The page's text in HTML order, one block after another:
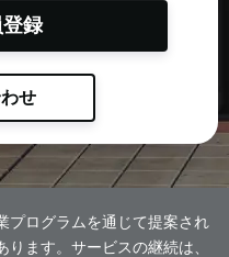
録
せ
プログラムを通じて提案され
ます。サービスの継続は、